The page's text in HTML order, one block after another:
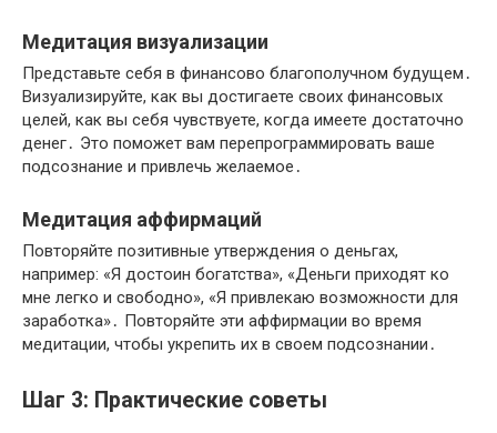
Медитация визуализации
Представьте себя в финансово благополучном будущем․
Визуализируйте, как вы достигаете своих финансовых
целей, как вы себя чувствуете, когда имеете достаточно
денег․ Это поможет вам перепрограммировать ваше
подсознание и привлечь желаемое․
Медитация аффирмаций
Повторяйте позитивные утверждения о деньгах,
например: «Я достоин богатства», «Деньги приходят ко
мне легко и свободно», «Я привлекаю возможности для
заработка»․ Повторяйте эти аффирмации во время
медитации, чтобы укрепить их в своем подсознании․
Шаг 3: Практические советы